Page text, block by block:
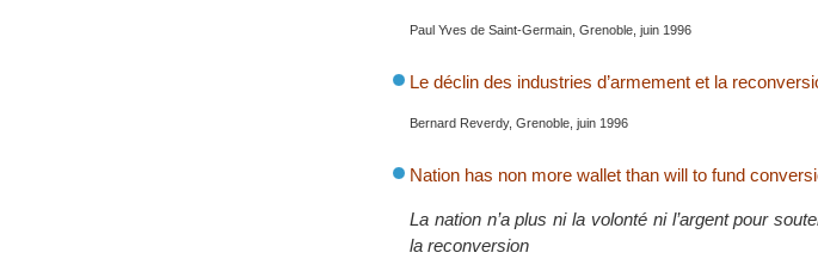
Paul Yves de Saint-Germain, Grenoble, juin 1996
Le déclin des industries d’armement et la
Bernard Reverdy, Grenoble, juin 1996
Nation has non more wallet than will to fund
La nation n’a plus ni la volonté ni l’argent pour
la reconversion